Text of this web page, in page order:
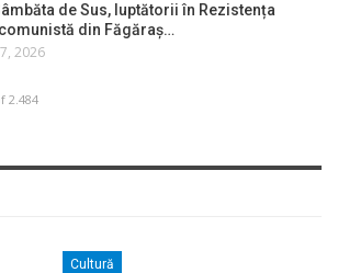
de Sus, luptătorii în Rezistența
din Făgăraș…
2026
2.484
Cultură